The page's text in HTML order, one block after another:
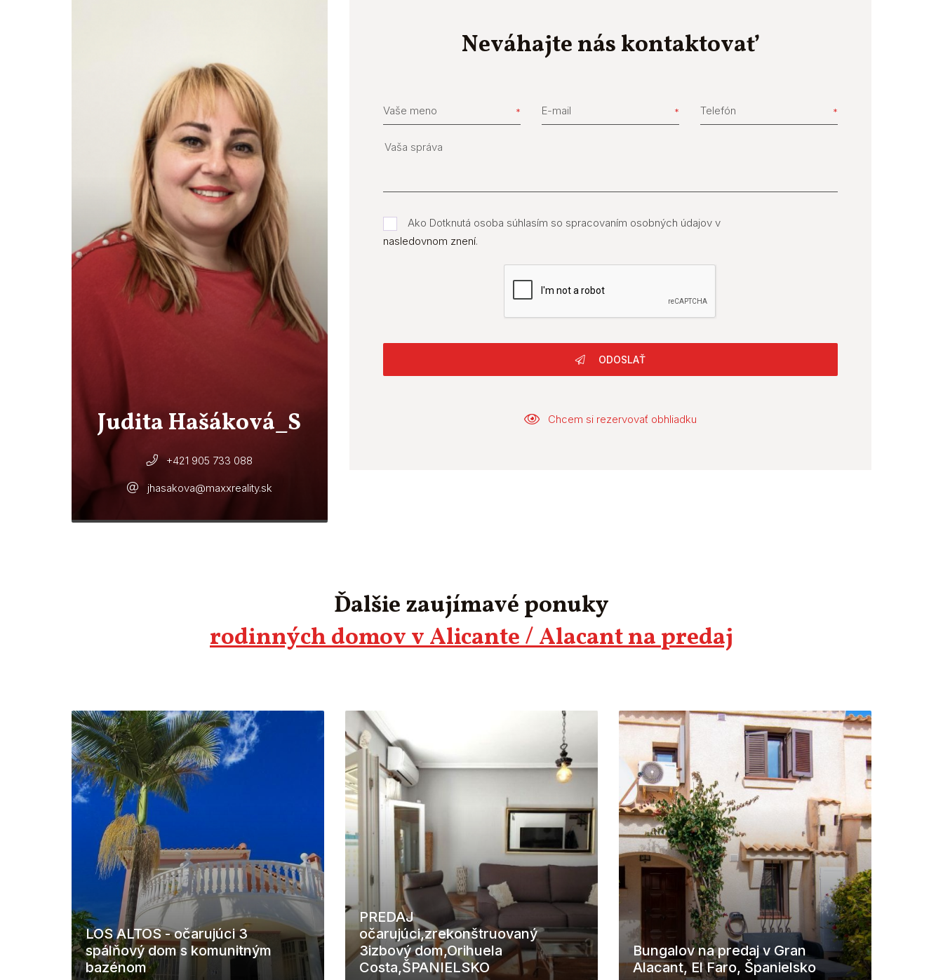
Judita Hašáková_S
+421 905 733 088
jhasakova@maxxreality.sk
Neváhajte nás kontaktovať
Vaše meno E-mail Telefón
Ako Dotknutá osoba súhlasím so spracovaním osobných údajov v
nasledovnom znení.
ODOSLAŤ
Chcem si rezervovať obhliadku
Ďalšie zaujímavé ponuky
rodinných domov v Alicante / Alacant na predaj
LOS ALTOS - očarujúci 3
spálňový dom s komunitným
bazénom
PREDAJ
očarujúci,zrekonštruovaný
3izbový dom,Orihuela
Costa,ŠPANIELSKO
Bungalov na predaj v Gran
Alacant, El Faro, Španielsko